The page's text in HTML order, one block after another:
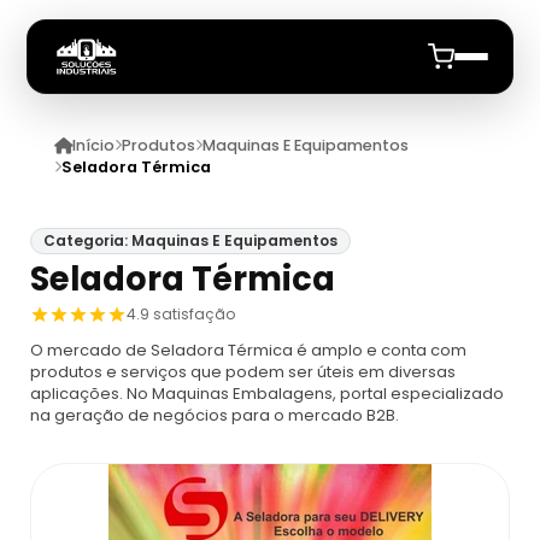
Início
Produtos
Maquinas E Equipamentos
Dosador
Máquina De Embalagem Compacta
Máquina Embaladora E Seladora
Datadores
Datadores
Datador De Potes
Anuncie
Início Produtos Maquinas E Equipamentos
Seladora Térmica
Categoria: Maquinas E Equipamentos
Seladora Térmica
4.9 satisfação
O mercado de Seladora Térmica é amplo e conta com
produtos e serviços que podem ser úteis em diversas
aplicações. No Maquinas Embalagens, portal especializado
na geração de negócios para o mercado B2B.